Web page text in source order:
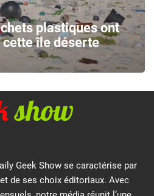
plastiques ont
île déserte
Geek Show se caractérise par
de ses choix éditoriaux. Avec